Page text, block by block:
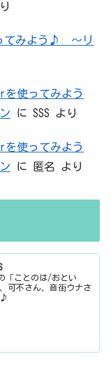
ってみよう♪ ～リ
を使ってみよう
に SSS より
を使ってみよう
に 匿名 より
「ことのは/おとい
可不さん、音街ウナさ
♪